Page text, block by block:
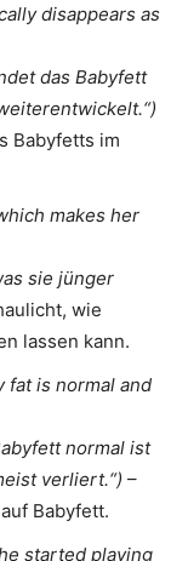
disappears as
das Babyfett
Babyfetts im
makes her
sie jünger
wie
lassen kann.
fat is normal and
normal ist
verliert.“) –
Babyfett.
started playing